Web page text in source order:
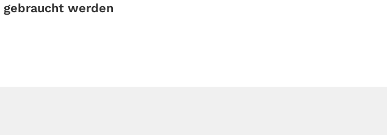
gebraucht werden